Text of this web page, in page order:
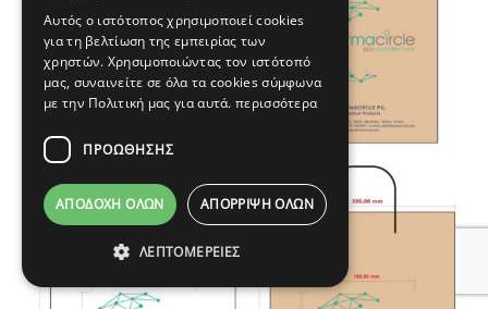
Αυτός ο ιστότοπος χρησιμοποιεί cookies
για τη βελτίωση της εμπειρίας των
χρηστών. Χρησιμοποιώντας τον ιστότοπό
μας, συναινείτε σε όλα τα cookies σύμφωνα
με την Πολιτική μας για αυτά. περισσότερα
ΠΡΟΩΘΗΣΗΣ
ΑΠΟΔΟΧΉ ΌΛΩΝ ΑΠΌΡΡΙΨΗ ΌΛΩΝ
ΛΕΠΤΟΜΈΡΕΙΕΣ